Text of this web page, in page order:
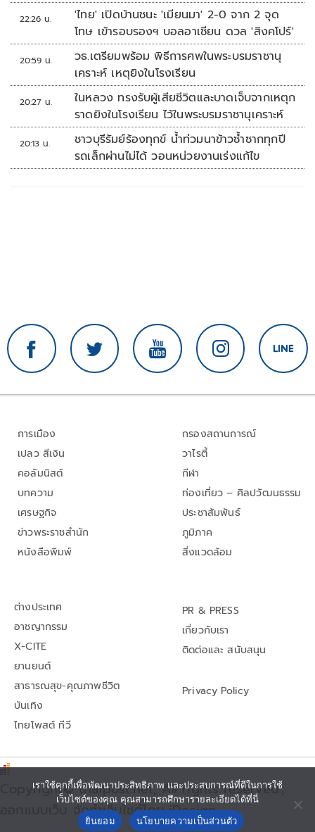
22:26 น.
'ไทย' เปิดบ้านชนะ 'เมียนมา' 2-0 จาก 2 จุด
โทษ เข้ารอบรองฯ บอลอาเซียน ดวล 'สิงคโปร์'
20:59 น.
วธ.เตรียมพร้อม พิธีการศพในพระบรมราชานุ
เคราะห์ เหตุยิงในโรงเรียน
20:27 น.
ในหลวง ทรงรับผู้เสียชีวิตและบาดเจ็บจากเหตุก
ราดยิงในโรงเรียน ไว้ในพระบรมราชานุเคราะห์
20:13 น.
ชาวบุรีรัมย์ร้องทุกข์ น้ำท่วมนาข้าวซ้ำซากทุกปี
รถเล็กผ่านไม่ได้ วอนหน่วยงานเร่งแก้ไข
การเมือง
เปลว สีเงิน
คอลัมนิสต์
บทความ
เศรษฐกิจ
ข่าวพระราชสำนัก
หนังสือพิมพ์
กรองสถานการณ์
วาไรตี้
กีฬา
ท่องเที่ยว – ศิลปวัฒนธรรม
ประชาสัมพันธ์
ภูมิภาค
สิ่งแวดล้อม
ต่างประเทศ
อาชญากรรม
X-CITE
ยานยนต์
สาธารณสุข-คุณภาพชีวิต
บันเทิง
ไทยโพสต์ ทีวี
PR & PRESS
เกี่ยวกับเรา
ติดต่อและ สนับสนุน
Privacy Policy
Copyright© thaipost.net, All rights reserved.,
ออกแบบเว็บ จัดทำเว็บไซต์โดย iDesign
เราใช้คุกกี้เพื่อพัฒนาประสิทธิภาพ และประสบการณ์ที่ดีในการใช้
เว็บไซต์ของคุณ คุณสามารถศึกษารายละเอียดได้ที่นี่
ยินยอม
นโยบายความเป็นส่วนตัว